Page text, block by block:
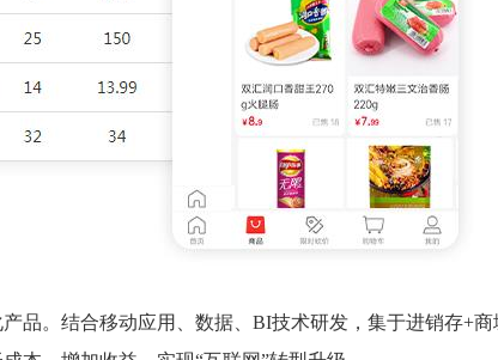
品。结合移动应用、数据、BI技术研发，集于进销存+